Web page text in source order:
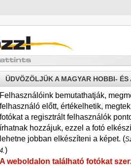
ÜDVÖZÖLJÜK A MAGYAR HOBBI-
Felhasználóink bemutathatják,
felhasználó előtt, értékelhetik,
fotókat a regisztrált felhasználók
írhatnak hozzájuk, ezzel a fotó
lehetne jobban elkészíteni a képet. (
4.)
A weboldalon található fotókat